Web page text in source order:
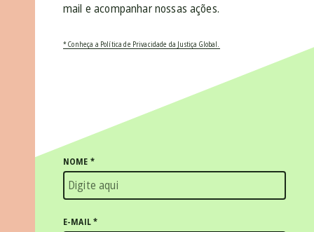
mail e acompanhar nossas ações.
* Conheça a Política de Privacidade da Justiça Global.
NOME *
E-MAIL*